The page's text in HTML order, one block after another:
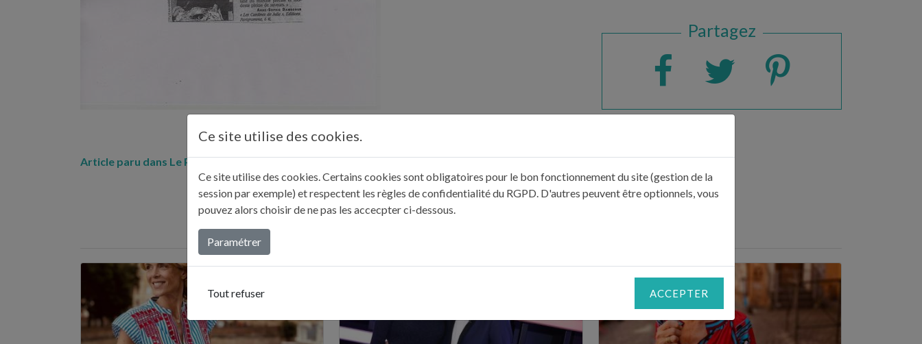
Partagez
Article paru dans Le Parisien – 19 novembre 2004
DERNIÈRES PUBLICATIONS : "REVUE DE PRESSE"
Ce site utilise des cookies.
Ce site utilise des cookies. Certains cookies sont obligatoires pour le bon fonctionnement du site (gestion de la
session par exemple) et respectent les règles de confidentialité du RGPD. D'autres peuvent être optionnels, vous
pouvez alors choisir de ne pas les accecpter ci-dessous.
Paramétrer
Tout refuser ACCEPTER